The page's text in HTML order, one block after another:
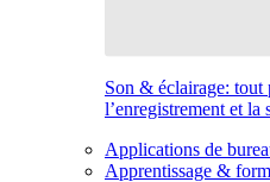
Son & éclairage: tout
l’enregistrement et la
Applications de
Apprentissage &